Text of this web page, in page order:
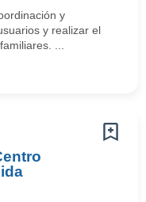
y
y realizar el
...